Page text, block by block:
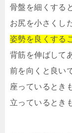
骨盤を細くする
お尻を小さくし
姿勢を良くする
背筋を伸ばして
前を向くと良い
座っているとき
立っているとき